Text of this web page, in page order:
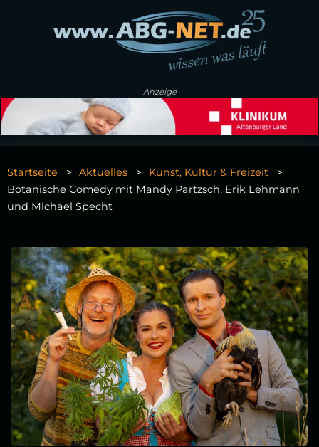
Anzeige
Startseite Aktuelles
Kunst, Kultur & Freizeit
Botanische Comedy mit Mandy Partzsch, Erik Lehmann
und Michael Specht